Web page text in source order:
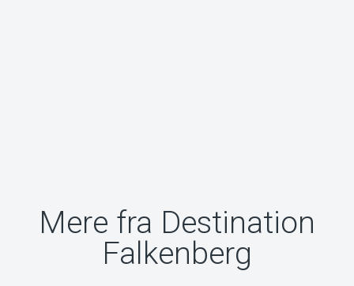
Mere fra Destination
Falkenberg